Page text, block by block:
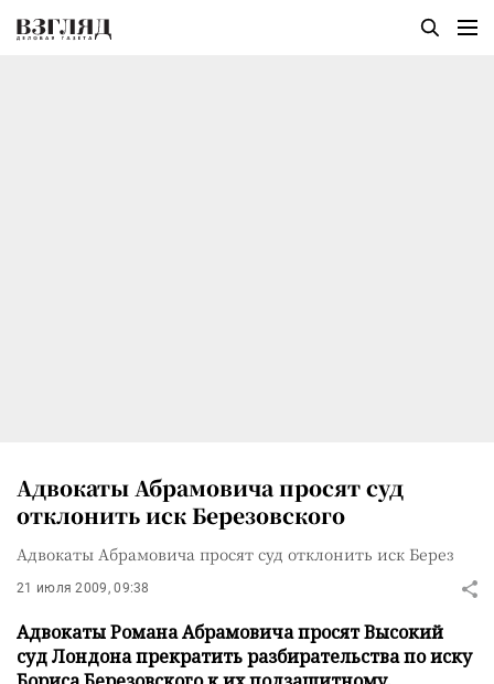
Адвокаты Абрамовича просят суд
отклонить иск Березовского
Адвокаты Абрамовича просят суд отклонить иск Берез
21 июля 2009, 09:38
Адвокаты Романа Абрамовича просят Высокий
суд Лондона прекратить разбирательства по иску